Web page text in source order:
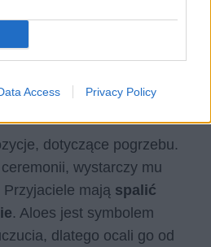
Access Privacy Policy
dotyczące pogrzebu.
wystarczy mu
mają spalić
. Aloes jest symbolem
dlatego ocali go od